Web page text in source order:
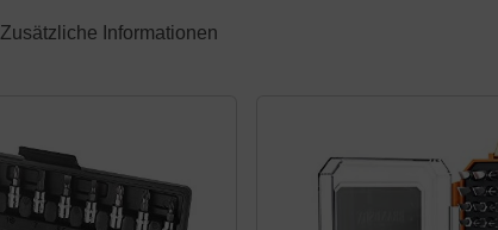
Zusätzliche Informationen